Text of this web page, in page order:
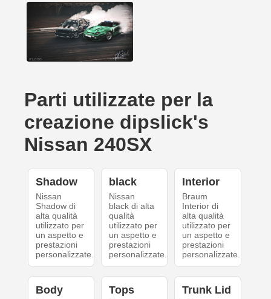
Parti utilizzate per la
creazione dipslick's
Nissan 240SX
Shadow
Nissan
Shadow di
alta qualità
utilizzato per
un aspetto e
prestazioni
personalizzate.
black
Nissan
black di alta
qualità
utilizzato per
un aspetto e
prestazioni
personalizzate.
Interior
Braum
Interior di
alta qualità
utilizzato per
un aspetto e
prestazioni
personalizzate.
Body Tops Trunk Lid